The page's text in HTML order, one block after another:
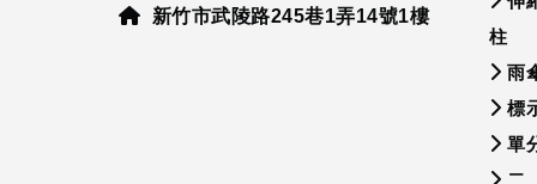
新竹市武陵路245巷1弄14號1樓
柱
雨
標
單
二